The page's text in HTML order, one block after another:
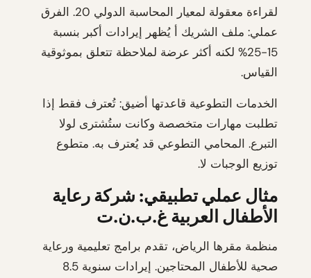
لقراءة معقولة لمعيار المحاسبة الدولي 20. الفرق
عملي: ملف الشريك أ يُظهر إيرادات أكبر بنسبة
15-25% لكنه أكثر عرضة لملاحظة تتعلق بموثوقية
القياس.
الخدمات التطوعية قاعدتها أضيق: تُعترف فقط إذا
تطلبت مهارات متخصصة وكانت ستُشترى لولا
التبرع. المحامي التطوعي قد يُعترف به. متطوع
توزيع الوجبات لا.
مثال عملي تطبيقي: شركة رعاية
الأطفال العربية غ.ب.ن.ت
منظمة مقرها الرياض، تقدم برامج تعليمية ورعاية
صحية للأطفال المحتاجين. إيرادات سنوية 8.5